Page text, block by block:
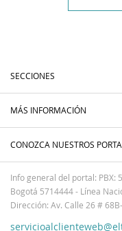
SECCIONES
MÁS INFORMACIÓN
CONOZCA NUESTROS
Info general del portal: PBX:
Bogotá 5714444 - Línea
Dirección: Av. Calle 26 #